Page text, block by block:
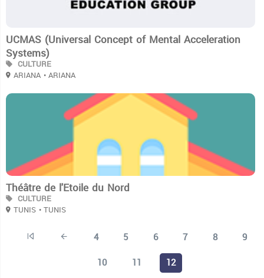
UCMAS (Universal Concept of Mental Acceleration
Systems)
CULTURE
ARIANA • ARIANA
Théâtre de l'Etoile du Nord
CULTURE
TUNIS • TUNIS
4 5 6 7 8
9
10
11 12